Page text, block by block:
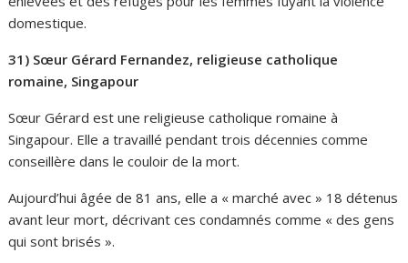
domestique.
31) Sœur Gérard Fernandez, religieuse catholique
romaine, Singapour
Sœur Gérard est une religieuse catholique romaine à
Singapour. Elle a travaillé pendant trois décennies comme
conseillère dans le couloir de la mort.
Aujourd’hui âgée de 81 ans, elle a « marché avec » 18 détenus
avant leur mort, décrivant ces condamnés comme « des gens
qui sont brisés ».